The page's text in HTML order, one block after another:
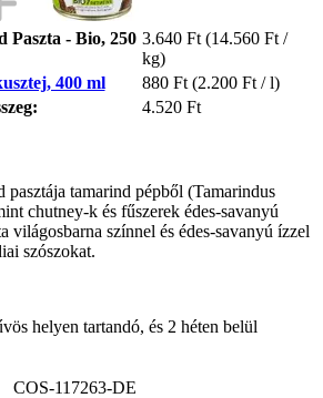
Paszta - Bio, 250 3.640 Ft (14.560 Ft /
kg)
400 ml
880 Ft (2.200 Ft / l)
4.520 Ft
pasztája tamarind pépből (Tamarindus
chutney-k és fűszerek édes-savanyú
világosbarna színnel és édes-savanyú ízzel
szószokat.
helyen tartandó, és 2 héten belül
COS-117263-DE